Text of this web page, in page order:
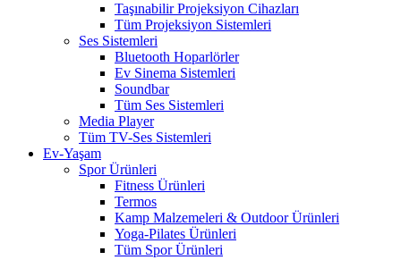
Taşınabilir Projeksiyon Cihazları
Tüm Projeksiyon Sistemleri
Ses Sistemleri
Bluetooth Hoparlörler
Ev Sinema Sistemleri
Soundbar
Tüm Ses Sistemleri
Media Player
Tüm TV-Ses Sistemleri
Ev-Yaşam
Spor Ürünleri
Fitness Ürünleri
Termos
Kamp Malzemeleri & Outdoor Ürünleri
Yoga-Pilates Ürünleri
Tüm Spor Ürünleri